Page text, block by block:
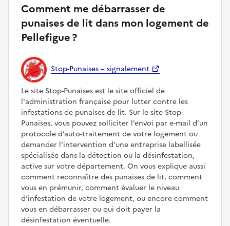
Comment me débarrasser de
punaises de lit dans mon logement de
Pellefigue ?
Stop-Punaises – signalement
Le site Stop-Punaises est le site officiel de
l'administration française pour lutter contre les
infestations de punaises de lit. Sur le site Stop-
Punaises, vous pouvez solliciter l’envoi par e-mail d’un
protocole d’auto-traitement de votre logement ou
demander l'intervention d'une entreprise labellisée
spécialisée dans la détection ou la désinfestation,
active sur votre département. On vous explique aussi
comment reconnaître des punaises de lit, comment
vous en prémunir, comment évaluer le niveau
d’infestation de votre logement, ou encore comment
vous en débarrasser ou qui doit payer la
désinfestation éventuelle.